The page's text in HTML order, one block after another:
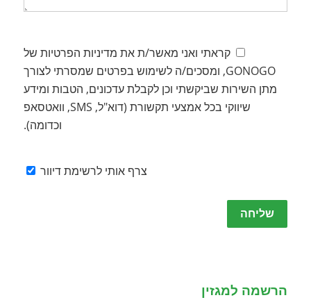
קראתי ואני מאשר/ת את מדיניות הפרטיות של
GONOGO, ומסכים/ה לשימוש בפרטים שמסרתי לצורך
מתן השירות שביקשתי וכן לקבלת עדכונים, הטבות ומידע
שיווקי בכל אמצעי תקשורת (דוא"ל, SMS, וואטסאפ
וכדומה).
צרף אותי לרשימת דיוור
Please
leave
הרשמה למגזין